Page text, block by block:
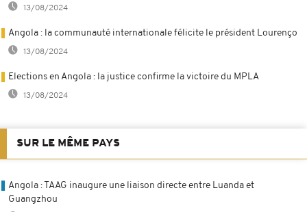
13/08/2024
Angola : la communauté internationale félicite le président Lourenço
13/08/2024
Elections en Angola : la justice confirme la victoire du MPLA
13/08/2024
SUR LE MÊME PAYS
Angola : TAAG inaugure une liaison directe entre Luanda et
Guangzhou